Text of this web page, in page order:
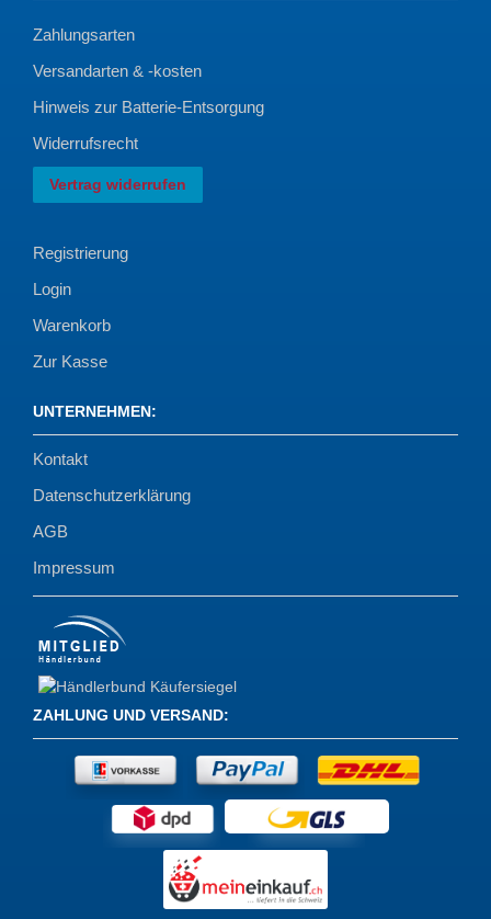
Zahlungsarten
Versandarten & -kosten
Hinweis zur Batterie-Entsorgung
Widerrufsrecht
Vertrag widerrufen
Registrierung
Login
Warenkorb
Zur Kasse
UNTERNEHMEN:
Kontakt
Datenschutzerklärung
AGB
Impressum
ZAHLUNG UND VERSAND: